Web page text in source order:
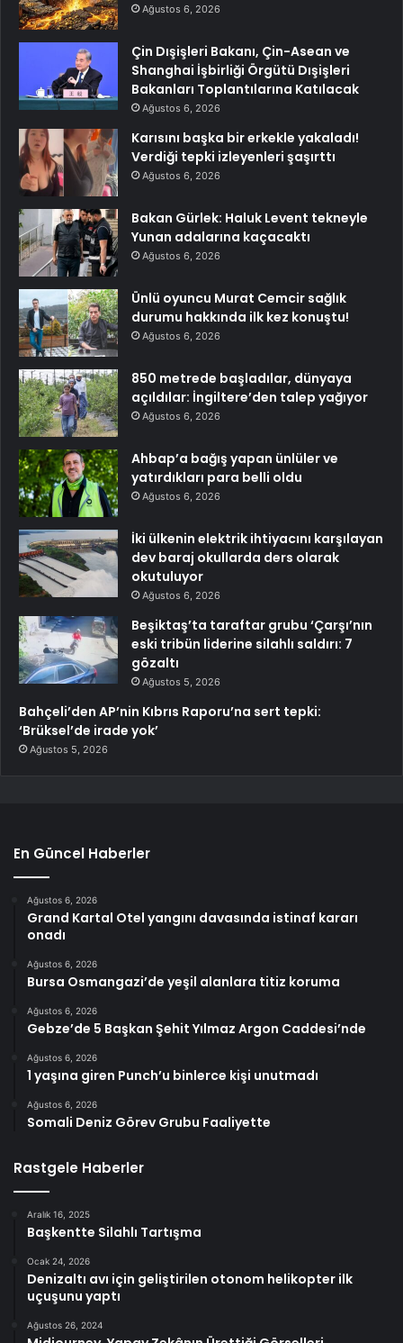
Ağustos 6, 2026
Çin Dışişleri Bakanı, Çin-Asean ve
Shanghai İşbirliği Örgütü Dışişleri
Bakanları Toplantılarına Katılacak
Ağustos 6, 2026
Karısını başka bir erkekle yakaladı!
Verdiği tepki izleyenleri şaşırttı
Ağustos 6, 2026
Bakan Gürlek: Haluk Levent tekneyle
Yunan adalarına kaçacaktı
Ağustos 6, 2026
Ünlü oyuncu Murat Cemcir sağlık
durumu hakkında ilk kez konuştu!
Ağustos 6, 2026
850 metrede başladılar, dünyaya
açıldılar: İngiltere’den talep yağıyor
Ağustos 6, 2026
Ahbap’a bağış yapan ünlüler ve
yatırdıkları para belli oldu
Ağustos 6, 2026
İki ülkenin elektrik ihtiyacını karşılayan
dev baraj okullarda ders olarak
okutuluyor
Ağustos 6, 2026
Beşiktaş’ta taraftar grubu ‘Çarşı’nın
eski tribün liderine silahlı saldırı: 7
gözaltı
Ağustos 5, 2026
Bahçeli’den AP’nin Kıbrıs Raporu’na sert tepki:
‘Brüksel’de irade yok’
Ağustos 5, 2026
En Güncel Haberler
Ağustos 6, 2026
Grand Kartal Otel yangını davasında istinaf kararı
onadı
Ağustos 6, 2026
Bursa Osmangazi’de yeşil alanlara titiz koruma
Ağustos 6, 2026
Gebze’de 5 Başkan Şehit Yılmaz Argon Caddesi’nde
Ağustos 6, 2026
1 yaşına giren Punch’u binlerce kişi unutmadı
Ağustos 6, 2026
Somali Deniz Görev Grubu Faaliyette
Rastgele Haberler
Aralık 16, 2025
Başkentte Silahlı Tartışma
Ocak 24, 2026
Denizaltı avı için geliştirilen otonom helikopter ilk
uçuşunu yaptı
Ağustos 26, 2024